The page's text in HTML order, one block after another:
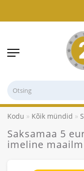
Kodu Kõik mündid
Saksamaa 5
imeline